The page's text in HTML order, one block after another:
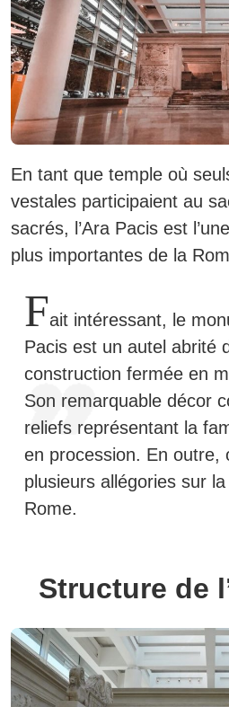
En tant que temple où
vestales participaient au
sacrés, l’Ara Pacis est
plus importantes de la
Fait intéressant, le
Pacis est un autel abrité
construction fermée en
Son remarquable décor
reliefs représentant la
en procession. En outre,
plusieurs allégories sur
Rome.
Structure de